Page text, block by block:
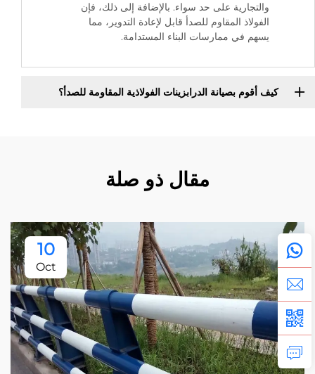
والتجارية على حد سواء. بالإضافة إلى ذلك، فإن
الفولاذ المقاوم للصدأ قابل لإعادة التدوير، مما
يسهم في ممارسات البناء المستدامة.
كيف أقوم بصيانة الدرابزينات الفولاذية المقاومة للصدأ؟
مقال ذو صلة
10
Oct